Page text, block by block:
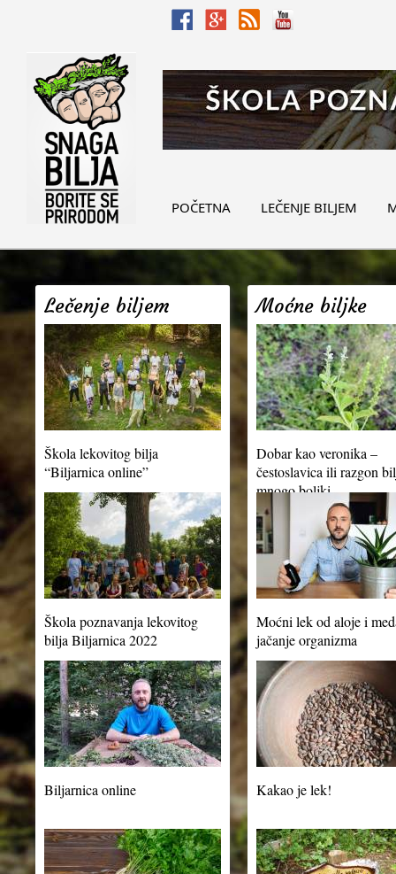
POČETNA LEČENJE BILJEM
Lečenje biljem
Škola lekovitog bilja
“Biljarnica online”
Škola poznavanja lekovitog
bilja Biljarnica 2022
Biljarnica online
Moćne biljke
Dobar kao veronika –
čestoslavica ili razgon
mnogo boljki
Moćni lek od aloje i
jačanje organizma
Kakao je lek!